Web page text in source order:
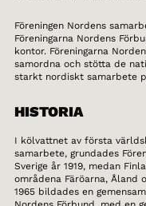
Föreningen Nordens
Föreningarna Nordens
kontor. Föreningarna
samordna och stötta de
starkt nordiskt samarbete
HISTORIA
I kölvattnet av första
samarbete, grundades
Sverige år 1919, medan
områdena Färöarna, Åland
1965 bildades en